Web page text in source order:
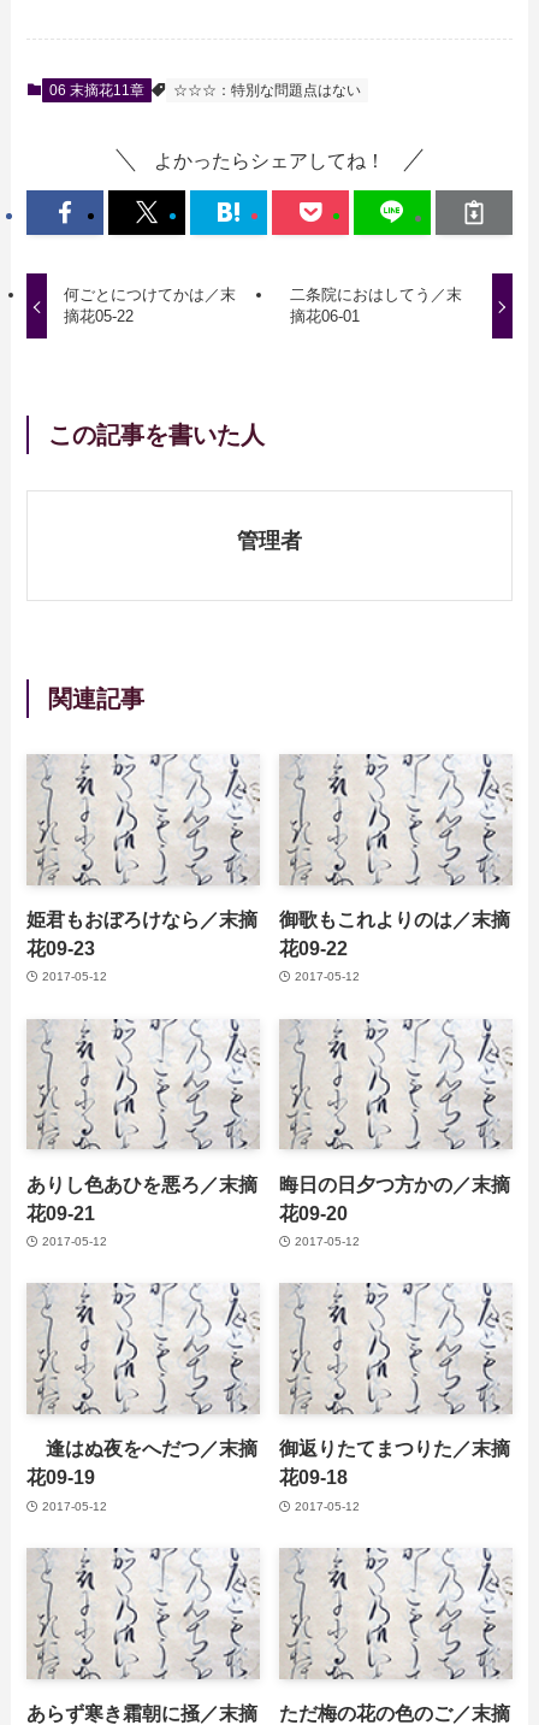
06 末摘花11章 ☆☆☆：特別な問題点はない
よかったらシェアしてね！
何ごとにつけてかは／末
摘花05-22
二条院におはしてう／末
摘花06-01
この記事を書いた人
管理者
関連記事
姫君もおぼろけなら／末摘
花09-23
2017-05-12
御歌もこれよりのは／末摘
花09-22
2017-05-12
ありし色あひを悪ろ／末摘
花09-21
2017-05-12
晦日の日夕つ方かの／末摘
花09-20
2017-05-12
逢はぬ夜をへだつ／末摘
花09-19
2017-05-12
御返りたてまつりた／末摘
花09-18
2017-05-12
あらず寒き霜朝に掻／末摘
ただ梅の花の色のご／末摘